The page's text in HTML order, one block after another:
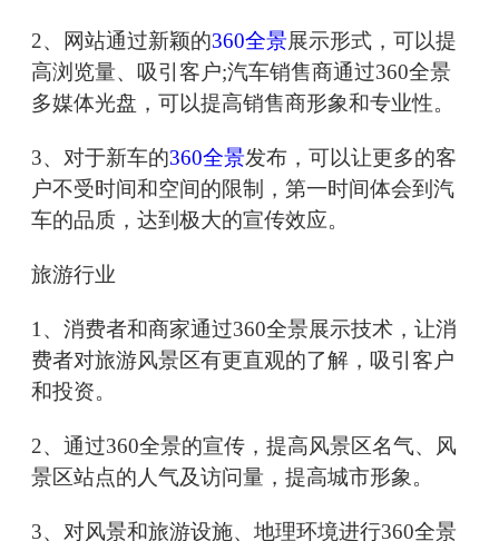
2、网站通过新颖的360全景展示形式，可以提
高浏览量、吸引客户;汽车销售商通过360全景
多媒体光盘，可以提高销售商形象和专业性。
3、对于新车的360全景发布，可以让更多的客
户不受时间和空间的限制，第一时间体会到汽
车的品质，达到极大的宣传效应。
旅游行业
1、消费者和商家通过360全景展示技术，让消
费者对旅游风景区有更直观的了解，吸引客户
和投资。
2、通过360全景的宣传，提高风景区名气、风
景区站点的人气及访问量，提高城市形象。
3、对风景和旅游设施、地理环境进行360全景